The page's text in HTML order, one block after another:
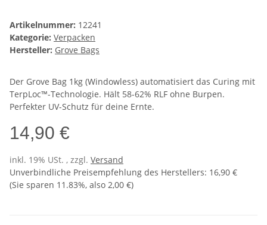
Artikelnummer: 12241
Kategorie: Verpacken
Hersteller: Grove Bags
Der Grove Bag 1kg (Windowless) automatisiert das Curing mit
TerpLoc™-Technologie. Hält 58-62% RLF ohne Burpen.
Perfekter UV-Schutz für deine Ernte.
14,90 €
inkl. 19% USt. , zzgl. Versand
Unverbindliche Preisempfehlung des Herstellers: 16,90 €
(Sie sparen 11.83%, also 2,00 €)